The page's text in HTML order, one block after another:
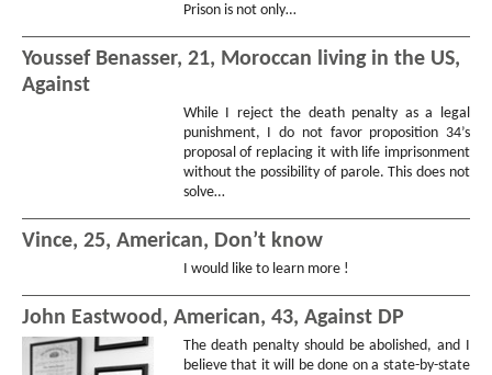
Prison is not only…
Youssef Benasser, 21, Moroccan living in the US,
Against
While I reject the death penalty as a legal
punishment, I do not favor proposition 34’s
proposal of replacing it with life imprisonment
without the possibility of parole. This does not
solve…
Vince, 25, American, Don’t know
I would like to learn more !
John Eastwood, American, 43, Against DP
The death penalty should be abolished, and I
believe that it will be done on a state-by-state